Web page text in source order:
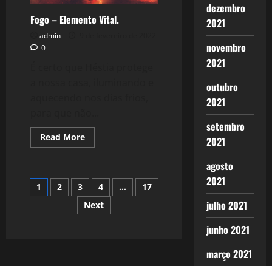
Fogo – Elemento Vital.
admin
0
Read MoreRead
more
Elemento
Vital.
Paginação
1 2 3 4 …
17
Next
dezembro
2021
novembro
2021
outubro
2021
setembro
2021
agosto
2021
julho 2021
junho 2021
março 2021